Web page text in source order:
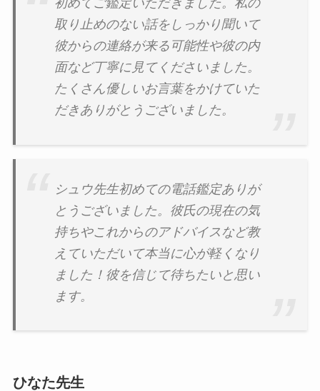
取り止めのない話をしっかり聞いて
彼からの連絡が来る可能性や彼の内
面など丁寧に見てくださいました。
たくさん優しいお言葉をかけていた
だきありがとうございました。
シュウ先生初めての電話鑑定ありが
とうございました。彼氏の現在の気
持ちやこれからのアドバイスなど教
えていただいて本当に心が軽くなり
ました！彼を信じて待ちたいと思い
ます。
ひなた先生